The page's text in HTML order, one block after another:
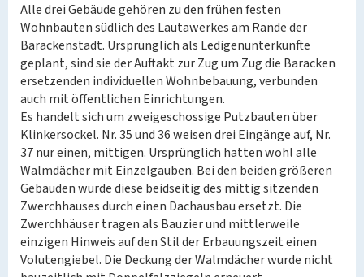
Alle drei Gebäude gehören zu den frühen festen
Wohnbauten südlich des Lautawerkes am Rande der
Barackenstadt. Ursprünglich als Ledigenunterkünfte
geplant, sind sie der Auftakt zur Zug um Zug die Baracken
ersetzenden individuellen Wohnbebauung, verbunden
auch mit öffentlichen Einrichtungen.
Es handelt sich um zweigeschossige Putzbauten über
Klinkersockel. Nr. 35 und 36 weisen drei Eingänge auf, Nr.
37 nur einen, mittigen. Ursprünglich hatten wohl alle
Walmdächer mit Einzelgauben. Bei den beiden größeren
Gebäuden wurde diese beidseitig des mittig sitzenden
Zwerchhauses durch einen Dachausbau ersetzt. Die
Zwerchhäuser tragen als Bauzier und mittlerweile
einzigen Hinweis auf den Stil der Erbauungszeit einen
Volutengiebel. Die Deckung der Walmdächer wurde nicht